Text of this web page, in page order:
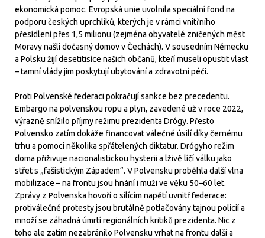
ekonomická pomoc. Evropská unie uvolnila speciální fond na
podporu českých uprchlíků, kterých je v rámci vnitřního
přesídlení přes 1,5 milionu (zejména obyvatelé zničených měst
Moravy našli dočasný domov v Čechách). V sousedním Německu
a Polsku žijí desetitisíce našich občanů, kteří museli opustit vlast
– tamní vlády jim poskytují ubytování a zdravotní péči.
Proti Polvenské federaci pokračují sankce bez precedentu.
Embargo na polvenskou ropu a plyn, zavedené už v roce 2022,
výrazně snížilo příjmy režimu prezidenta Drógy. Přesto
Polvensko zatím dokáže financovat válečné úsilí díky černému
trhu a pomoci několika spřátelených diktatur. Drógyho režim
doma přiživuje nacionalistickou hysterii a lživě líčí válku jako
střet s „fašistickým Západem“. V Polvensku proběhla další vlna
mobilizace – na frontu jsou hnání i muži ve věku 50–60 let.
Zprávy z Polvenska hovoří o sílícím napětí uvnitř federace:
protiválečné protesty jsou brutálně potlačovány tajnou policií a
množí se záhadná úmrtí regionálních kritiků prezidenta. Nic z
toho ale zatím nezabránilo Polvensku vrhat na frontu další a